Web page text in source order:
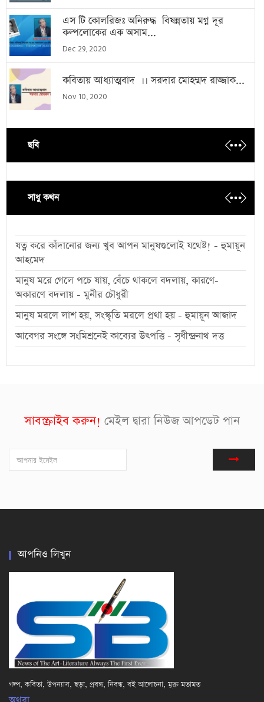
এস টি কোলরিজঃ অনিরুদ্ধ বিষন্নতায় মগ্ন দূর
কল্পলোকের এক অসাম...
Dec 29, 2020
কবিতায় আধ্যাত্মবাদ ।। সরদার মোহম্মদ রাজ্জাক...
Nov 10, 2020
ছবি
সাধু কথন
যত্ন করে কাঁদানোর জন্য খুব আপন মানুষগুলোই যথেষ্ট! - হুমায়ূন
আহমেদ
মানুষ মরে গেলে পচে যায়, বেঁচে থাকলে বদলায়, কারণে-
অকারণে বদলায় - মুনীর চৌধুরী
মানুষ মরলে লাশ হয়, সংস্কৃতি মরলে প্রথা হয় - হুমায়ূন আজাদ
আবেগর সংঙ্গে সংমিশ্রনেই কাব্যের উৎপত্তি - সৃধীন্দ্রনাথ দত্ত
সাবস্ক্রাইব করুন! মেইল দ্বারা নিউজ আপডেট পান
আপনিও লিখুন
গল্প, কবিতা, উপন্যাস, ছড়া, প্রবন্ধ, নিবন্ধ, বই আলোচনা, মুক্ত মতামত